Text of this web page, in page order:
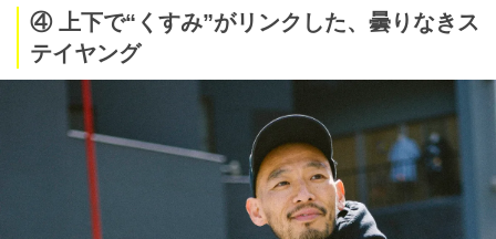
④ 上下で“くすみ”がリンクした、曇りなきス
テイヤング